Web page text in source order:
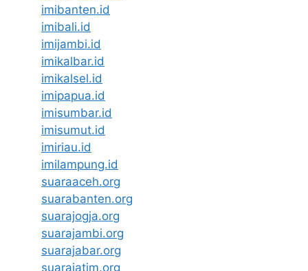
imibanten.id
imibali.id
imijambi.id
imikalbar.id
imikalsel.id
imipapua.id
imisumbar.id
imisumut.id
imiriau.id
imilampung.id
suaraaceh.org
suarabanten.org
suarajogja.org
suarajambi.org
suarajabar.org
suarajatim.org